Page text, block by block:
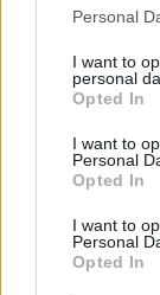
Please note
not limited to
grant or deny
use your data
consent section.
Personal
I want to
personal
Opted In
I want to
Personal
Opted In
I want to
Personal
Opted In
Igor
kitüntetéssel
birtokosa
az amerikai
tiszteletbeli
is kitüntették.
évesen, de a
sikereit.